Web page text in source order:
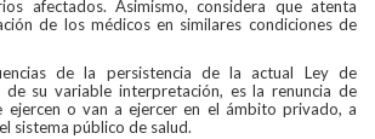
afectados. Asimismo, considera que atenta
de los médicos en similares condiciones de
de la persistencia de la actual Ley de
su variable interpretación, es la renuncia de
ejercen o van a ejercer en el ámbito privado, a
sistema público de salud.